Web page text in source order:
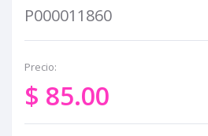
P000011860
Precio:
$ 85.00